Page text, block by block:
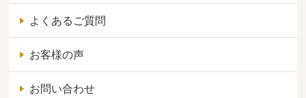
よくあるご質問
お客様の声
お問い合わせ